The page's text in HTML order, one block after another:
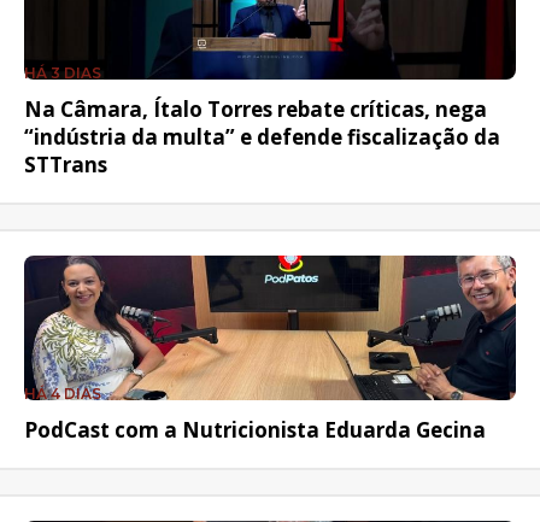
HÁ 3 DIAS
Na Câmara, Ítalo Torres rebate críticas, nega
“indústria da multa” e defende fiscalização da
STTrans
HÁ 4 DIAS
PodCast com a Nutricionista Eduarda Gecina